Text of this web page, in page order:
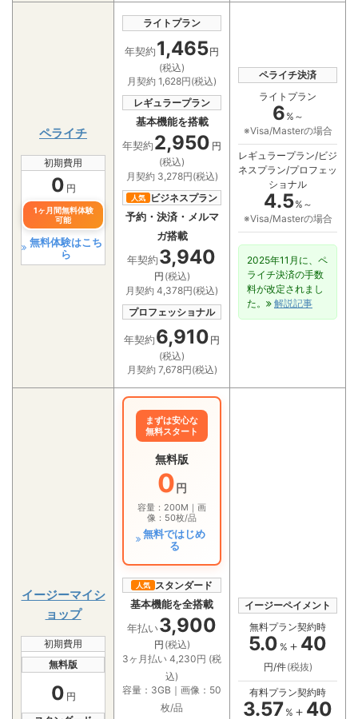
ペライチ
初期費用
0 円
1ヶ月間無料体験
可能
無料体験はこち
ら
ライトプラン
年契約 1,465円
(税込)
月契約 1,628円(税込)
レギュラープラン
基本機能を搭載
年契約 2,950 円
(税込)
月契約 3,278円(税込)
人気
ビジネスプラン
予約・決済・メルマ
ガ搭載
年契約 3,940
円 (税込)
月契約 4,378円(税込)
プロフェッショナル
年契約 6,910 円
(税込)
月契約 7,678円(税込)
ペライチ決済
ライトプラン
6 %～
※Visa/Masterの場合
レギュラープラン/ビジ
ネスプラン/プロフェッ
ショナル
4.5%～
※Visa/Masterの場合
2025年11月に、ペ
ライチ決済の手数
料が改定されまし
た。
解説記事
イージーマイシ
ョップ
初期費用
無料版
0 円
まずは安心な
無料スタート
無料版
0円
容量：200M｜画
像：50枚/品
無料ではじめ
る
人気
スタンダード
基本機能を全搭載
年払い3,900
円 (税込)
3ヶ月払い 4,230円 (税
込)
容量：3GB｜画像：50
枚/品
イージーペイメント
無料プラン契約時
5.0 % ＋ 40
円/件(税抜)
有料プラン契約時
3.57 % ＋ 40